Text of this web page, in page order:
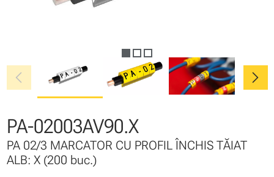
chevron_left chevron_right
PA-02003AV90.X
PA 02/3 MARCATOR CU PROFIL ÎNCHIS TĂIAT
ALB: X (200 buc.)